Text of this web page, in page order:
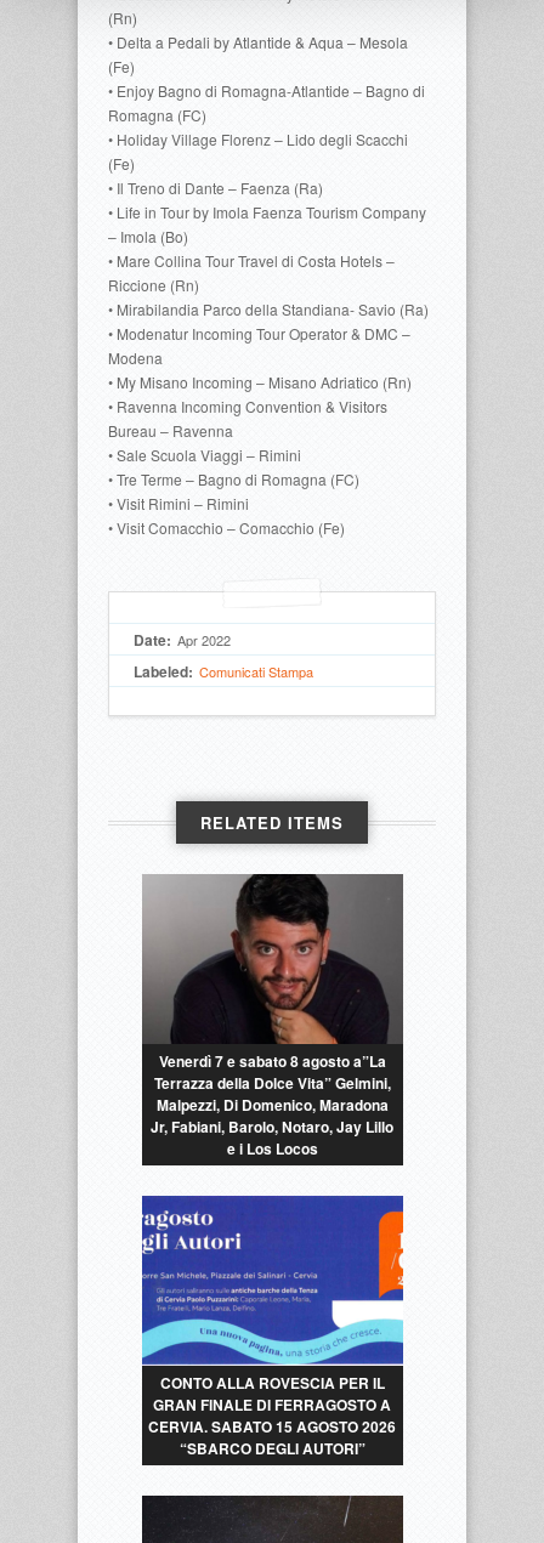
(Rn)
• Delta a Pedali by Atlantide & Aqua – Mesola
(Fe)
• Enjoy Bagno di Romagna-Atlantide – Bagno di
Romagna (FC)
• Holiday Village Florenz – Lido degli Scacchi
(Fe)
• Il Treno di Dante – Faenza (Ra)
• Life in Tour by Imola Faenza Tourism Company
– Imola (Bo)
• Mare Collina Tour Travel di Costa Hotels –
Riccione (Rn)
• Mirabilandia Parco della Standiana- Savio (Ra)
• Modenatur Incoming Tour Operator & DMC –
Modena
• My Misano Incoming – Misano Adriatico (Rn)
• Ravenna Incoming Convention & Visitors
Bureau – Ravenna
• Sale Scuola Viaggi – Rimini
• Tre Terme – Bagno di Romagna (FC)
• Visit Rimini – Rimini
• Visit Comacchio – Comacchio (Fe)
Date: Apr 2022
Labeled: Comunicati Stampa
RELATED ITEMS
Venerdì 7 e sabato 8 agosto a”La
Terrazza della Dolce Vita” Gelmini,
Malpezzi, Di Domenico, Maradona
Jr, Fabiani, Barolo, Notaro, Jay Lillo
e i Los Locos
CONTO ALLA ROVESCIA PER IL
GRAN FINALE DI FERRAGOSTO A
CERVIA. SABATO 15 AGOSTO 2026
“SBARCO DEGLI AUTORI”